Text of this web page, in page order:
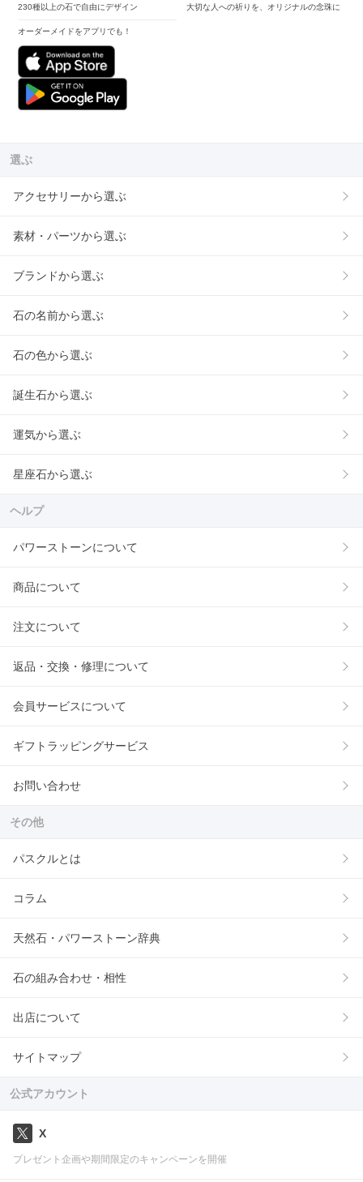
230種以上の石で自由にデザイン
オーダーメイドをアプリでも！
大切な人への祈りを、オリジナルの念珠に
選ぶ
アクセサリーから選ぶ
素材・パーツから選ぶ
ブランドから選ぶ
石の名前から選ぶ
石の色から選ぶ
誕生石から選ぶ
運気から選ぶ
星座石から選ぶ
ヘルプ
パワーストーンについて
商品について
注文について
返品・交換・修理について
会員サービスについて
ギフトラッピングサービス
お問い合わせ
その他
パスクルとは
コラム
天然石・パワーストーン辞典
石の組み合わせ・相性
出店について
サイトマップ
公式アカウント
X
プレゼント企画や期間限定のキャンペーンを開催